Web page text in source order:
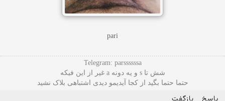
pari
Telegram: parssssssa
شش تا s و یه دونه a غیر از این فیکه
حتما حتما بگید از کجا آیدیمو دیدی اشتباهی بلاک نشید